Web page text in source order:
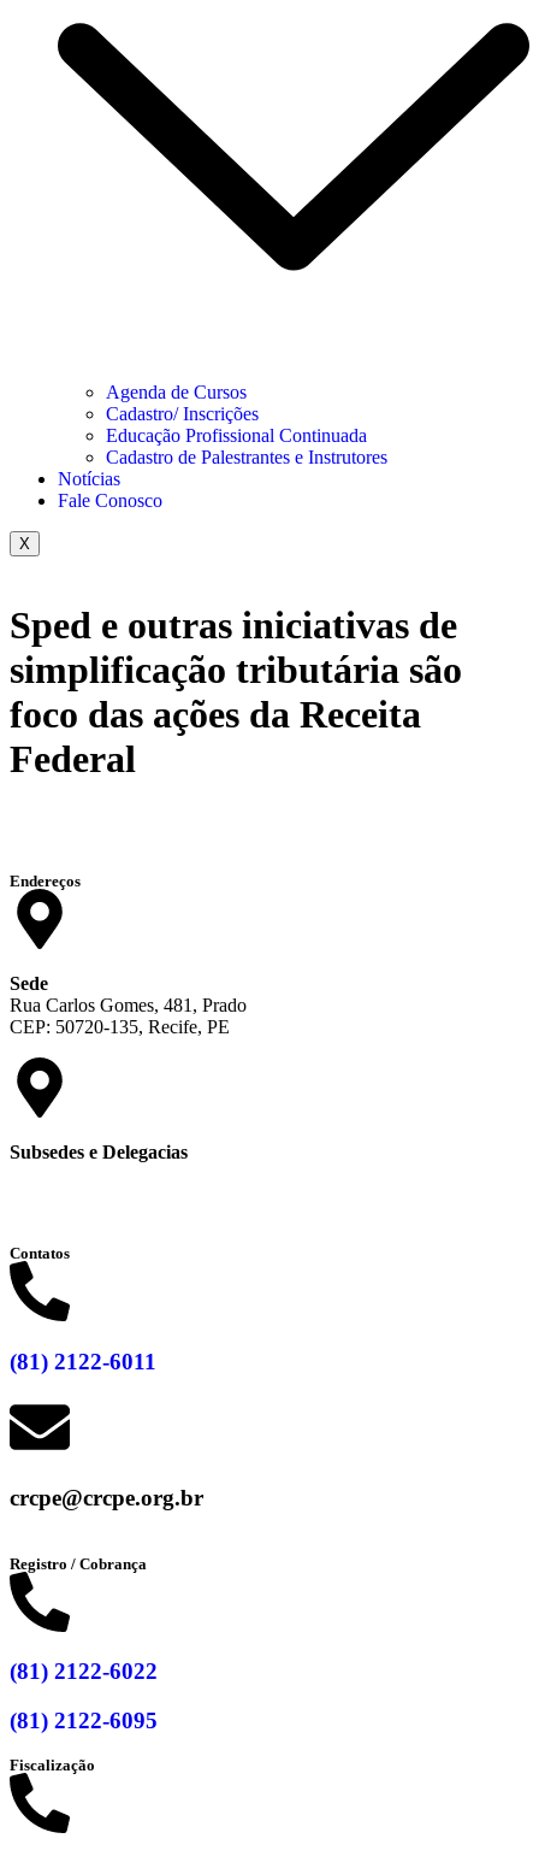
Agenda de Cursos
Cadastro/ Inscrições
Educação Profissional Continuada
Cadastro de Palestrantes e Instrutores
Notícias
Fale Conosco
X
Sped e outras iniciativas de
simplificação tributária são
foco das ações da Receita
Federal
Endereços
Sede
Rua Carlos Gomes, 481, Prado
CEP: 50720-135, Recife, PE
Subsedes e Delegacias
Contatos
(81) 2122-6011
crcpe@crcpe.org.br
Registro / Cobrança
(81) 2122-6022
(81) 2122-6095
Fiscalização